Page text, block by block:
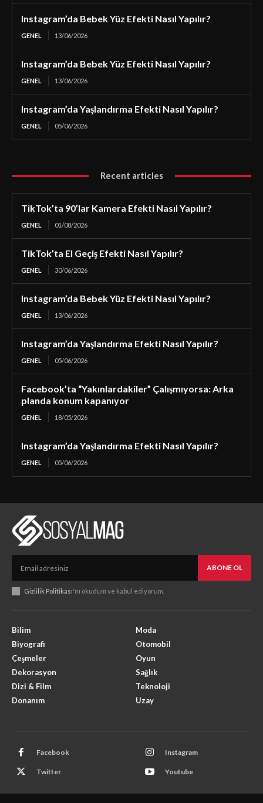
Instagram’da Bebek Yüz Efekti Nasıl Yapılır?
GENEL 13/06/2026
Instagram’da Bebek Yüz Efekti Nasıl Yapılır?
GENEL 13/06/2026
Instagram’da Yaşlandırma Efekti Nasıl Yapılır?
GENEL 05/06/2026
Recent articles
TikTok’ta 90’lar Kamera Efekti Nasıl Yapılır?
GENEL 01/08/2026
TikTok’ta El Geçiş Efekti Nasıl Yapılır?
GENEL 30/06/2026
Instagram’da Bebek Yüz Efekti Nasıl Yapılır?
GENEL 13/06/2026
Instagram’da Yaşlandırma Efekti Nasıl Yapılır?
GENEL 05/06/2026
Facebook’ta “Yakınlardakiler” Çalışmıyorsa: Arka
planda konum kapanıyor
GENEL 18/05/2026
Instagram’da Yaşlandırma Efekti Nasıl Yapılır?
GENEL 05/06/2026
ABONE OL
Gizlilik Politikası'nı okudum ve kabul ediyorum.
Bilim
Biyografi
Çeşmeler
Dekorasyon
Dizi & Film
Donanım
Moda
Otomobil
Oyun
Sağlık
Teknoloji
Uzay
Facebook Instagram
Twitter Youtube